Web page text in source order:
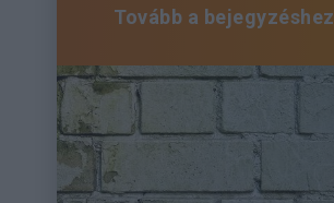
Tovább a bejegyzéshez